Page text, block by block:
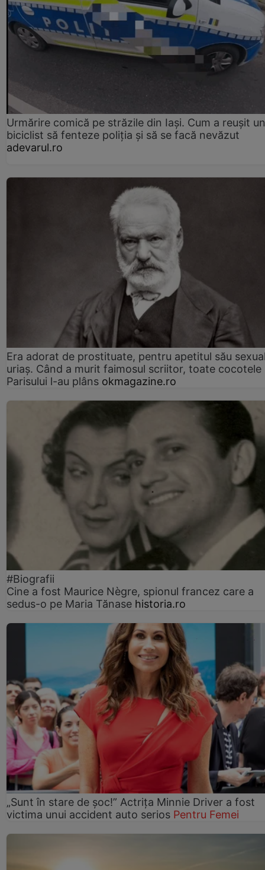
Urmărire comică pe străzile din Iași. Cum a reușit un
biciclist să fenteze poliția și să se facă nevăzut
adevarul.ro
Era adorat de prostituate, pentru apetitul său
uriaș. Când a murit faimosul scriitor, toate cocotele
Parisului l-au plâns okmagazine.ro
#Biografii
Cine a fost Maurice Nègre, spionul francez care a
sedus-o pe Maria Tănase historia.ro
„Sunt în stare de șoc!” Actrița Minnie Driver a fost
victima unui accident auto serios Pentru Femei